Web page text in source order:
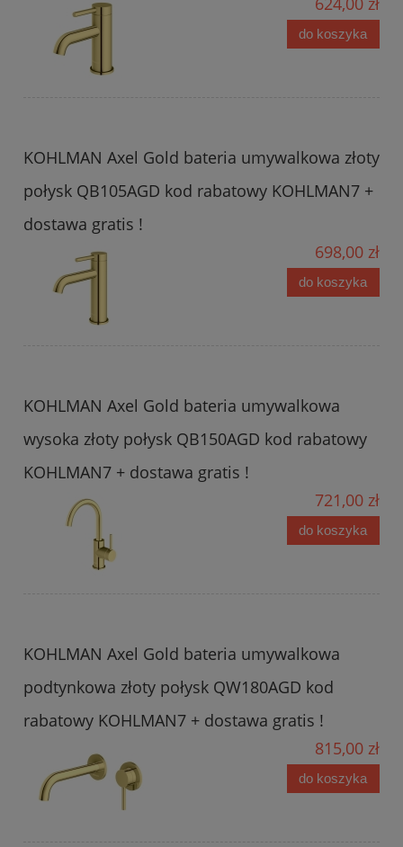
do koszyka
KOHLMAN Axel Gold bateria umywalkowa złoty
połysk QB105AGD kod rabatowy KOHLMAN7 +
dostawa gratis !
698,00 zł
do koszyka
KOHLMAN Axel Gold bateria umywalkowa
wysoka złoty połysk QB150AGD kod rabatowy
KOHLMAN7 + dostawa gratis !
721,00 zł
do koszyka
KOHLMAN Axel Gold bateria umywalkowa
podtynkowa złoty połysk QW180AGD kod
rabatowy KOHLMAN7 + dostawa gratis !
815,00 zł
do koszyka